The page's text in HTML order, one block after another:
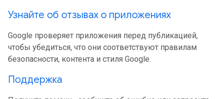
Узнайте об отзывах о приложениях
Google проверяет приложения перед публикацией,
чтобы убедиться, что они соответствуют правилам
безопасности, контента и стиля Google.
Поддержка